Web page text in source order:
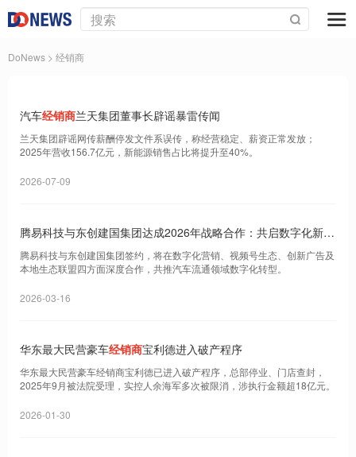
DoNews > 经销商
汽车经销商兰天集团董事长辟谣暴雷传闻
兰天集团辟谣网传薪酬停发文件系误传，称经营稳定、薪资正常发放；
2025年营收156.7亿元，新能源销售占比将提升至40%。
2026-07-09
腾易科技与东创建国集团达成2026年战略合作：共启数字化新
程，同铸行业新辉煌
腾易科技与东创建国集团签约，将在数字化营销、视频号生态、创新广告及
本地生态联盟四方面深度合作，共推汽车流通领域数字化转型。
2026-03-16
华东最大民营豪车经销商宝利德进入破产程序
华东最大民营豪车经销商宝利德已进入破产程序，总部停业、门店查封，
2025年9月被法院受理，实控人余海军多次被限消，涉执行金额超18亿元。
2026-01-30